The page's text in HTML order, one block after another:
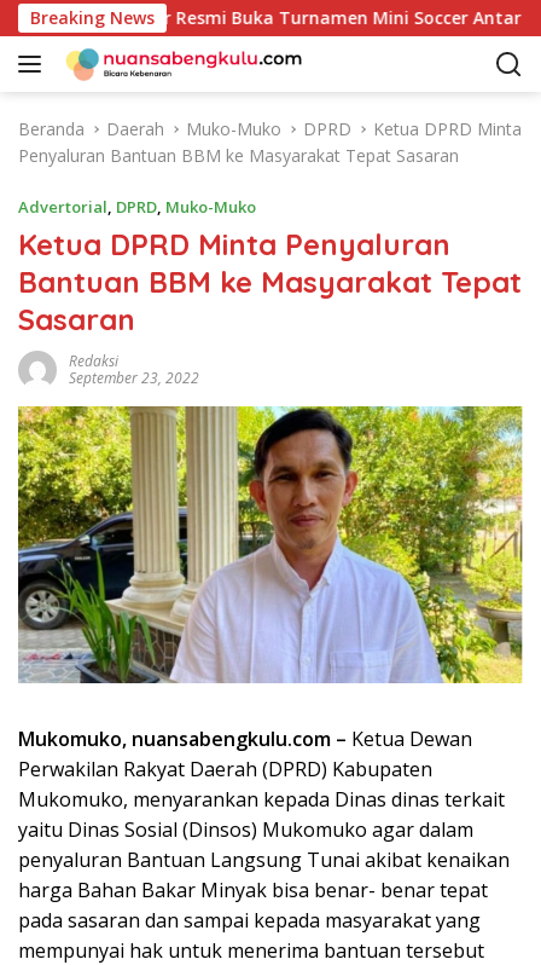
a
Breaking News
81: Bupati Kaur Resmi Buka Turnamen Mini Soccer Antar OPD
Beranda Daerah Muko-Muko DPRD
Ketua DPRD Minta
Penyaluran Bantuan BBM ke Masyarakat Tepat Sasaran
Advertorial, DPRD, Muko-Muko
Ketua DPRD Minta Penyaluran
Bantuan BBM ke Masyarakat Tepat
Sasaran
Redaksi
September 23, 2022
Mukomuko, nuansabengkulu.com – Ketua Dewan
Perwakilan Rakyat Daerah (DPRD) Kabupaten
Mukomuko, menyarankan kepada Dinas dinas terkait
yaitu Dinas Sosial (Dinsos) Mukomuko agar dalam
penyaluran Bantuan Langsung Tunai akibat kenaikan
harga Bahan Bakar Minyak bisa benar- benar tepat
pada sasaran dan sampai kepada masyarakat yang
mempunyai hak untuk menerima bantuan tersebut